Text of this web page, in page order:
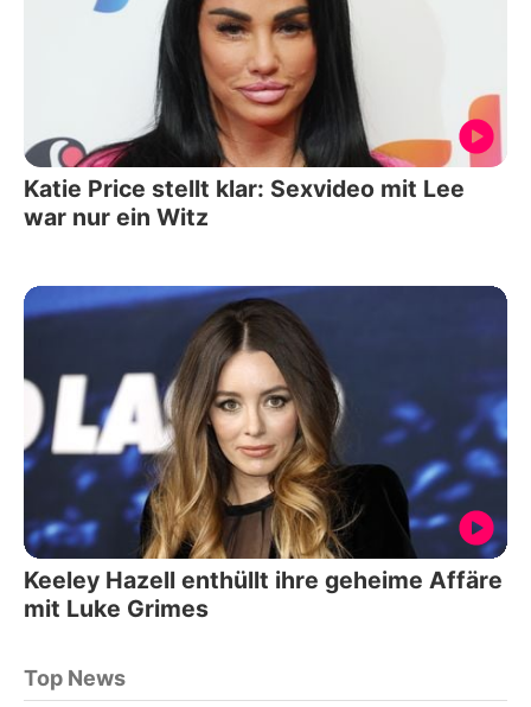
Katie Price stellt klar: Sexvideo mit Lee
war nur ein Witz
Keeley Hazell enthüllt ihre geheime Affäre
mit Luke Grimes
Top News